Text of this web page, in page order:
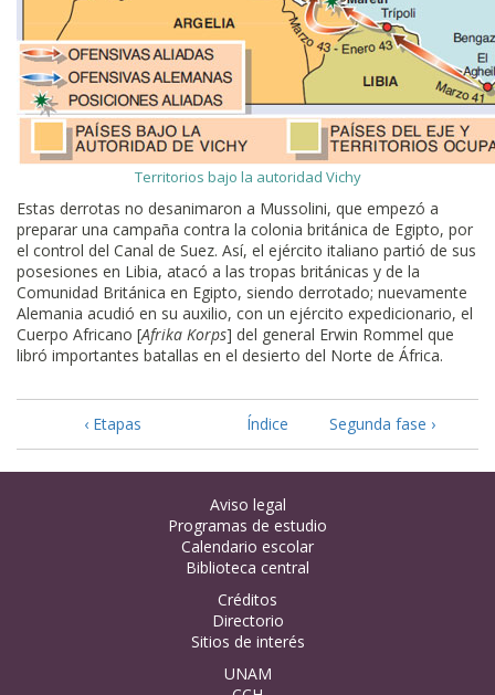
Territorios bajo la autoridad Vichy
Estas derrotas no desanimaron a Mussolini, que empezó a
preparar una campaña contra la colonia británica de Egipto, por
el control del Canal de Suez. Así, el ejército italiano partió de sus
posesiones en Libia, atacó a las tropas británicas y de la
Comunidad Británica en Egipto, siendo derrotado; nuevamente
Alemania acudió en su auxilio, con un ejército expedicionario, el
Cuerpo Africano [Afrika Korps] del general Erwin Rommel que
libró importantes batallas en el desierto del Norte de África.
‹ Etapas Índice Segunda fase ›
Aviso legal
Programas de estudio
Calendario escolar
Biblioteca central
Créditos
Directorio
Sitios de interés
UNAM